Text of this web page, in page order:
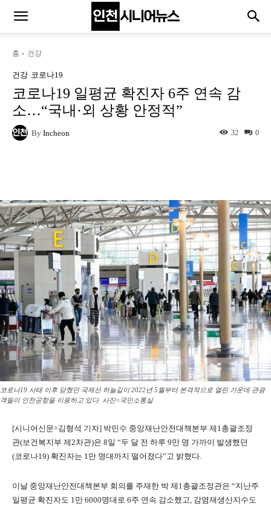
홈 건강
건강 코로나19
코로나19 일평균 확진자 6주 연속 감
소…“국내·외 상황 안정적”
By Incheon 0
32
코로나19 사태 이후 닫혔던 국제선 하늘길이 2022년 5월부터 본격적으로 열린 가운데 관광
객들이 인천공항을 이용하고 있다. 사진=국민소통실
[시니어신문=김형석 기자] 박민수 중앙재난안전대책본부 제1총괄조정
관(보건복지부 제2차관)은 8일 “두 달 전 하루 9만 명 가까이 발생했던
(코로나19) 확진자는 1만 명대까지 떨어졌다”고 밝혔다.
이날 중앙재난안전대책본부 회의를 주재한 박 제1총괄조정관은 “지난주
일평균 확진자도 1만 6000명대로 6주 연속 감소했고, 감염재생산지수도